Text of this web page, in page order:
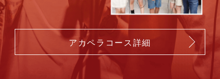
アカペラコース詳細